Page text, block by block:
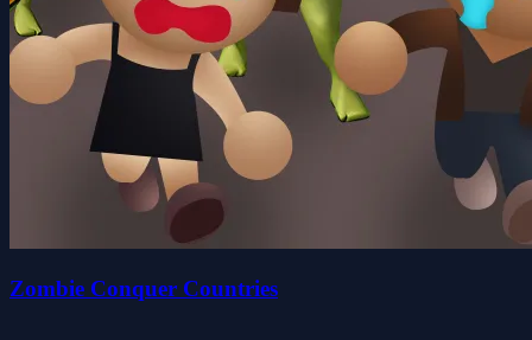
Zombie Conquer Countries